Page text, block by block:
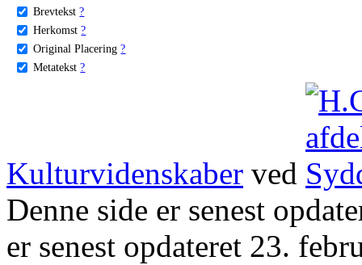
Brevtekst ?
Herkomst ?
Original Placering ?
Metatekst ?
Kulturvidenskaber ved
Denne side er senest
er senest opdateret 23.